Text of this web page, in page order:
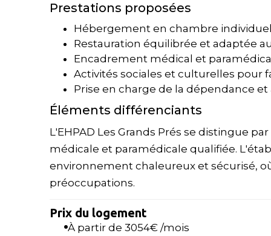
Prestations proposées
Hébergement en chambre
Restauration équilibrée et adaptée
Encadrement médical et
Activités sociales et culturelles pour
Prise en charge de la dépendance
Éléments différenciants
L'EHPAD Les Grands Prés se distingue
médicale et paramédicale qualifiée.
environnement chaleureux et sécurisé,
préoccupations.
Prix du logement
À partir de 3054€ /mois